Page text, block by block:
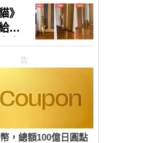
告
，總額100億日圓點